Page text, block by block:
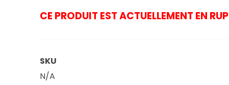
CE PRODUIT EST ACTUELLEMENT EN
SKU
N/A